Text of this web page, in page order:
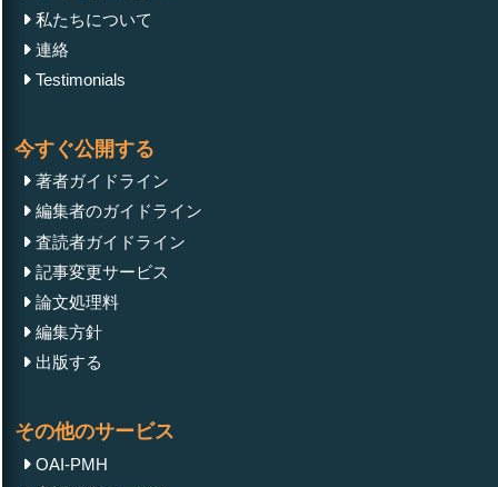
私たちについて
連絡
Testimonials
今すぐ公開する
著者ガイドライン
編集者のガイドライン
査読者ガイドライン
記事変更サービス
論文処理料
編集方針
出版する
その他のサービス
OAI-PMH